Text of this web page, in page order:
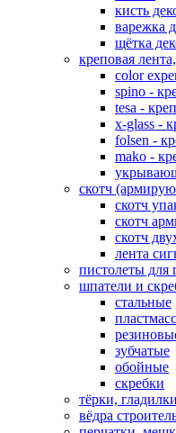
кисть
варежка
щётка
креповая
color
spino -
tesa -
x-glass -
folsen -
mako -
скотч
скотч
скотч
скотч
лента
пистолеты для
шпатели и
стальные
зубчатые
обойные
скребки
тёрки,
вёдра